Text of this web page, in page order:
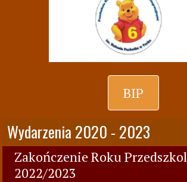
BIP
Wydarzenia 2020 - 2023
Zakończenie Roku
2022/2023